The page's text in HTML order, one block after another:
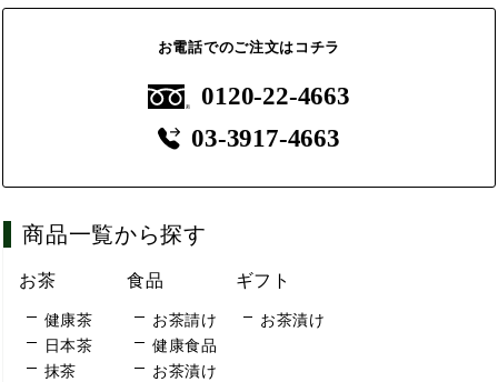
お電話でのご注文はコチラ
0120-22-4663
03-3917-4663
商品一覧から探す
お茶
健康茶
日本茶
抹茶
食品
お茶請け
健康食品
お茶漬け
ギフト
お茶漬け